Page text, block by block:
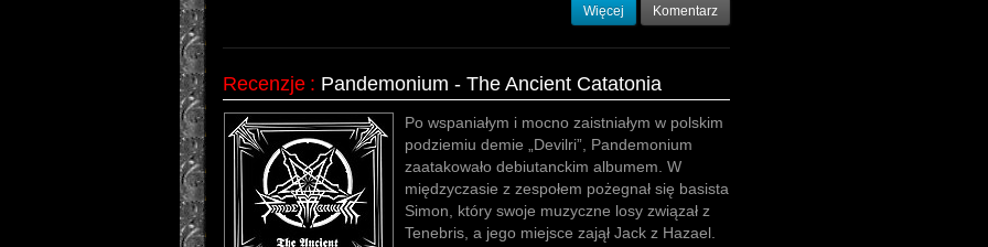
Więcej Komentarz
Recenzje : Pandemonium - The Ancient Catatonia
Po wspaniałym i mocno zaistniałym w polskim
podziemiu demie „Devilri”, Pandemonium
zaatakowało debiutanckim albumem. W
międzyczasie z zespołem pożegnał się basista
Simon, który swoje muzyczne losy związał z
Tenebris, a jego miejsce zajął Jack z Hazael.